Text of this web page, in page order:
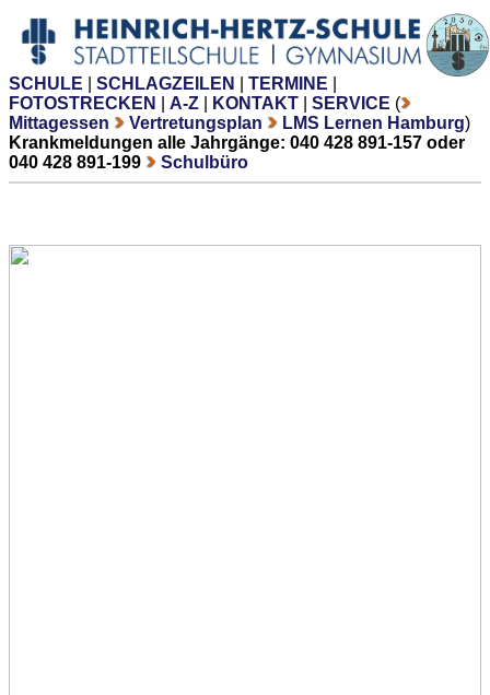
SCHULE SCHLAGZEILEN TERMINE
FOTOSTRECKEN
A-Z KONTAKT SERVICE (
Mittagessen
Vertretungsplan LMS Lernen Hamburg)
Krankmeldungen alle Jahrgänge: 040 428 891-157 oder
040 428 891-199
Schulbüro